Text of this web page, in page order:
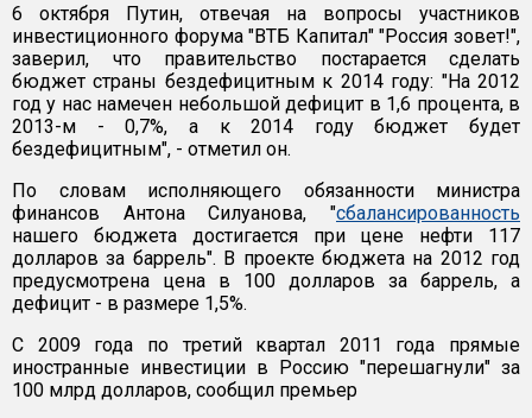
6 октября Путин, отвечая на вопросы участников
инвестиционного форума "ВТБ Капитал" "Россия зовет!",
заверил, что правительство постарается сделать
бюджет страны бездефицитным к 2014 году: "На 2012
год у нас намечен небольшой дефицит в 1,6 процента, в
2013-м - 0,7%, а к 2014 году бюджет будет
бездефицитным", - отметил он.
По словам исполняющего обязанности министра
финансов Антона Силуанова, "сбалансированность
нашего бюджета достигается при цене нефти 117
долларов за баррель". В проекте бюджета на 2012 год
предусмотрена цена в 100 долларов за баррель, а
дефицит - в размере 1,5%.
С 2009 года по третий квартал 2011 года прямые
иностранные инвестиции в Россию "перешагнули" за
100 млрд долларов, сообщил премьер